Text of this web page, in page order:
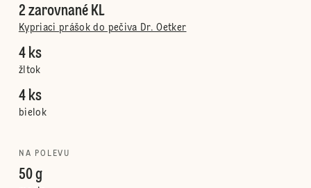
2 zarovnané KL
Kypriaci prášok do pečiva Dr. Oetker
4 ks
žltok
4 ks
bielok
NA POLEVU
50 g